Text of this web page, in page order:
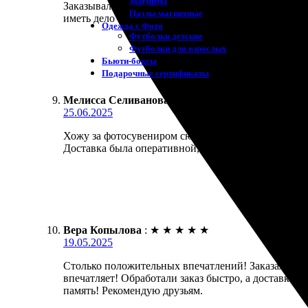
Пазлы магнитные
Одежда с Фото
Футболки детские
Футболки для взрослых
Бьюти-боксы
Подарочные сертификаты
Заказывали печать на холсте 20х45. Всё очень
иметь дело с профессионалами. Обязательно
Мелисса Селиванова
25.06.2025
Хожу за фотосувениром сюда регулярно.
Доставка была оперативной, пришло в целости.
Вера Копылова : ★ ★ ★ ★ ★
19.05.2025
Столько положительных впечатлений! Заказала
впечатляет! Обработали заказ быстро, а
память! Рекомендую друзьям.